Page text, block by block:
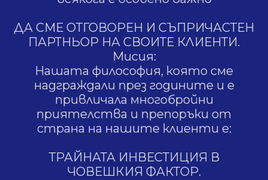
ДА СМЕ ОТГОВОРЕН И СЪПРИЧАСТЕН
ПАРТНЬОР НА СВОИТЕ КЛИЕНТИ.
Мисия:
Нашата философия, която сме
надграждали през годините и е
привличала многобройни
приятелства и препоръки от
страна на нашите клиенти е:
ТРАЙНАТА ИНВЕСТИЦИЯ В
ЧОВЕШКИЯ ФАКТОР.